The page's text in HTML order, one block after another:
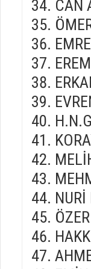
CAN
NURİ